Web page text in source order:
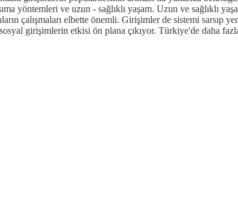
yöntemleri ve uzun - sağlıklı yaşam. Uzun ve sağlıklı
çalışmaları elbette önemli. Girişimler de sistemi sarsıp
girişimlerin etkisi ön plana çıkıyor. Türkiye'de daha